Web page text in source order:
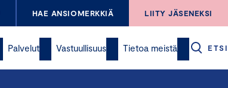
HAE ANSIOMERKKIÄ LIITY JÄSENEKSI
Palvelut Vastuullisuus Tietoa meistä ETSI